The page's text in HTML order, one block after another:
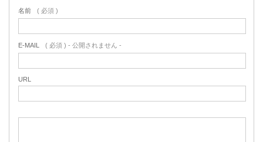
名前 ( 必須 )
E-MAIL ( 必須 ) - 公開されません -
URL